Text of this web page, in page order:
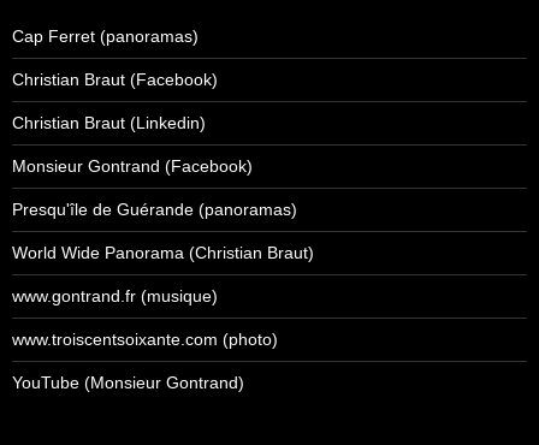
Cap Ferret (panoramas)
Christian Braut (Facebook)
Christian Braut (Linkedin)
Monsieur Gontrand (Facebook)
Presqu'île de Guérande (panoramas)
World Wide Panorama (Christian Braut)
www.gontrand.fr (musique)
www.troiscentsoixante.com (photo)
YouTube (Monsieur Gontrand)